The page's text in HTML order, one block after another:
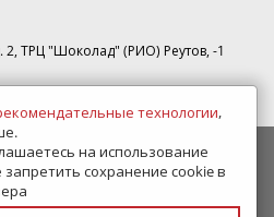
ТРЦ "Шоколад" (РИО) Реутов, -1
что данный интернет-сайт носит
характер и ни при каких условиях
размещенные на сайте, не
положениями Статьи
технологии,
на использование
сохранение cookie в